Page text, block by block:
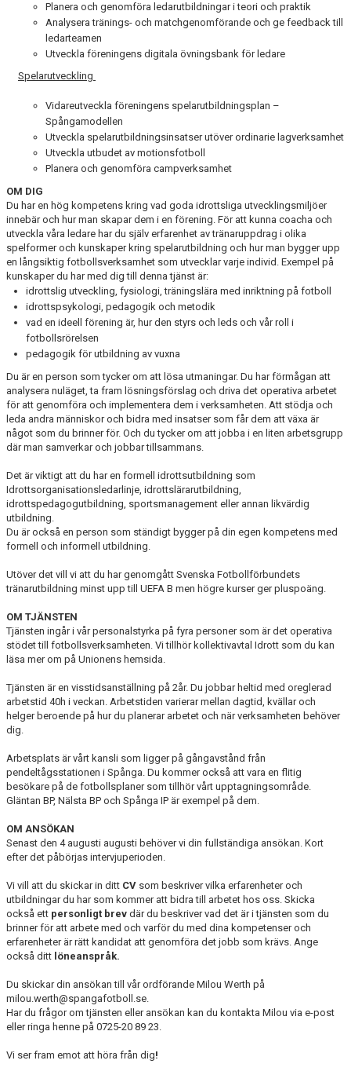
Planera och genomföra ledarutbildningar i teori och praktik
Analysera tränings- och matchgenomförande och ge feedback till
ledarteamen
Utveckla föreningens digitala övningsbank för ledare
Spelarutveckling
Vidareutveckla föreningens spelarutbildningsplan –
Spångamodellen
Utveckla spelarutbildningsinsatser utöver ordinarie lagverksamhet
Utveckla utbudet av motionsfotboll
Planera och genomföra campverksamhet
OM DIG
Du har en hög kompetens kring vad goda idrottsliga utvecklingsmiljöer
innebär och hur man skapar dem i en förening. För att kunna coacha och
utveckla våra ledare har du själv erfarenhet av tränaruppdrag i olika
spelformer och kunskaper kring spelarutbildning och hur man bygger upp
en långsiktig fotbollsverksamhet som utvecklar varje individ. Exempel på
kunskaper du har med dig till denna tjänst är:
idrottslig utveckling, fysiologi, träningslära med inriktning på fotboll
idrottspsykologi, pedagogik och metodik
vad en ideell förening är, hur den styrs och leds och vår roll i
fotbollsrörelsen
pedagogik för utbildning av vuxna
Du är en person som tycker om att lösa utmaningar. Du har förmågan att
analysera nuläget, ta fram lösningsförslag och driva det operativa arbetet
för att genomföra och implementera dem i verksamheten. Att stödja och
leda andra människor och bidra med insatser som får dem att växa är
något som du brinner för. Och du tycker om att jobba i en liten arbetsgrupp
där man samverkar och jobbar tillsammans.
Det är viktigt att du har en formell idrottsutbildning som
Idrottsorganisationsledarlinje, idrottslärarutbildning,
idrottspedagogutbildning, sportsmanagement eller annan likvärdig
utbildning.
Du är också en person som ständigt bygger på din egen kompetens med
formell och informell utbildning.
Utöver det vill vi att du har genomgått Svenska Fotbollförbundets
tränarutbildning minst upp till UEFA B men högre kurser ger pluspoäng.
OM TJÄNSTEN
Tjänsten ingår i vår personalstyrka på fyra personer som är det operativa
stödet till fotbollsverksamheten. Vi tillhör kollektivavtal Idrott som du kan
läsa mer om på Unionens hemsida.
Tjänsten är en visstidsanställning på 2år. Du jobbar heltid med oreglerad
arbetstid 40h i veckan. Arbetstiden varierar mellan dagtid, kvällar och
helger beroende på hur du planerar arbetet och när verksamheten behöver
dig.
Arbetsplats är vårt kansli som ligger på gångavstånd från
pendeltågsstationen i Spånga. Du kommer också att vara en flitig
besökare på de fotbollsplaner som tillhör vårt upptagningsområde.
Gläntan BP, Nälsta BP och Spånga IP är exempel på dem.
OM ANSÖKAN
Senast den 4 augusti augusti behöver vi din fullständiga ansökan. Kort
efter det påbörjas intervjuperioden.
Vi vill att du skickar in ditt CV som beskriver vilka erfarenheter och
utbildningar du har som kommer att bidra till arbetet hos oss. Skicka
också ett personligt brev där du beskriver vad det är i tjänsten som du
brinner för att arbete med och varför du med dina kompetenser och
erfarenheter är rätt kandidat att genomföra det jobb som krävs. Ange
också ditt löneanspråk.
Du skickar din ansökan till vår ordförande Milou Werth på
milou.werth@spangafotboll.se.
Har du frågor om tjänsten eller ansökan kan du kontakta Milou via e-post
eller ringa henne på 0725-20 89 23.
Vi ser fram emot att höra från dig!